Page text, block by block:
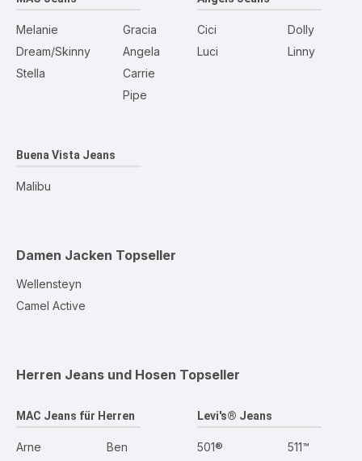
Melanie
Dream/Skinny
Stella
Gracia
Angela
Carrie
Pipe
Cici
Luci
Dolly
Linny
Buena Vista Jeans
Malibu
Damen Jacken Topseller
Wellensteyn
Camel Active
Herren Jeans und Hosen Topseller
MAC Jeans für Herren
Arne
Ben
Levi's® Jeans
501® 511™